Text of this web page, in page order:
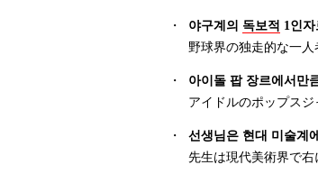
・ 야구계의 독보적 1인
野球界の独走的な一人
・ 아이돌 팝 장르에서만
アイドルのポップス
・ 선생님은 현대 미술계
先生は現代美術界で右